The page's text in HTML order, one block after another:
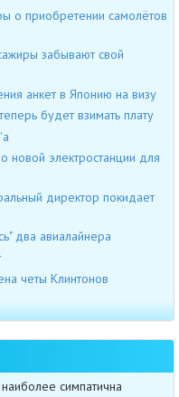
о приобретении самолётов
забывают свой
анкет в Японию на визу
будет взимать плату
новой электростанции для
директор покидает
два авиалайнера
четы Клинтонов
симпатична